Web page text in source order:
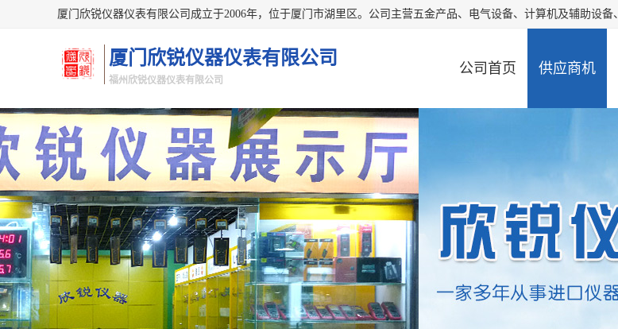
厦门欣锐仪器仪表有限公司
福州欣锐仪器仪表有限公司
公司首页 供应商机